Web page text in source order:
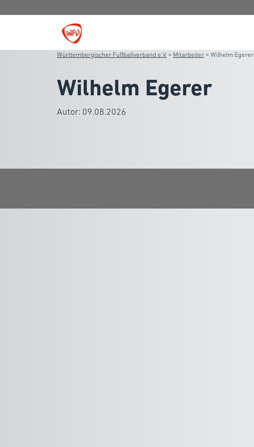
Württembergischer Fußballverband e.V. > Mitarbeiter > Wilhelm Egerer
Wilhelm Egerer
Autor: 09.08.2026